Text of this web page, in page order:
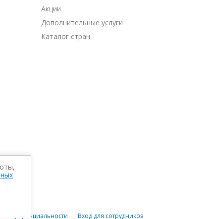
Акции
Дополнительные услуги
Каталог стран
ДВ»
конфиденциальности Вход для сотрудников